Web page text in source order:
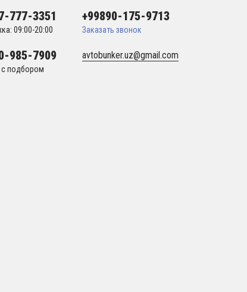
777-3351
09:00-20:00
+99890-175-9713
Заказать звонок
985-7909
подбором
avtobunker.uz@gmail.com